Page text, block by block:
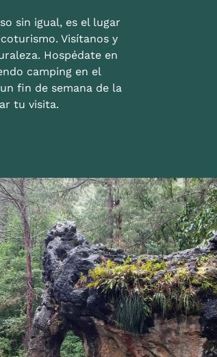
sin igual, es el lugar
Visítanos y
Hospédate en
camping en el
fin de semana de la
tu visita.